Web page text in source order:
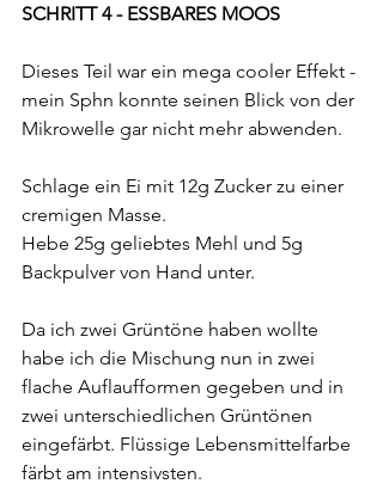
SCHRITT 4 - ESSBARES MOOS
Dieses Teil war ein mega cooler Effekt -
mein Sphn konnte seinen Blick von der
Mikrowelle gar nicht mehr abwenden.
Schlage ein Ei mit 12g Zucker zu einer
cremigen Masse.
Hebe 25g geliebtes Mehl und 5g
Backpulver von Hand unter.
Da ich zwei Grüntöne haben wollte
habe ich die Mischung nun in zwei
flache Auflaufformen gegeben und in
zwei unterschiedlichen Grüntönen
eingefärbt. Flüssige Lebensmittelfarbe
färbt am intensivsten.